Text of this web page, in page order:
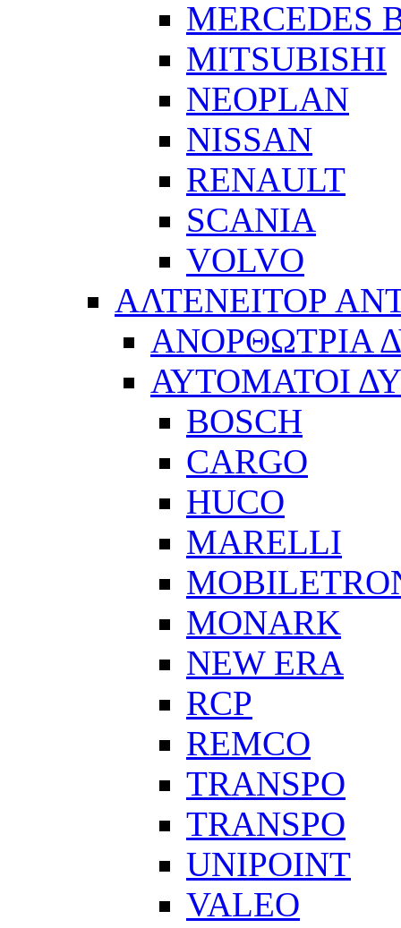
MERCEDES
MITSUBISHI
NEOPLAN
NISSAN
RENAULT
SCANIA
VOLVO
ΑΛΤΕΝΕΙΤΟΡ
ΑΝΟΡΘΩΤΡΙΑ
ΑΥΤΟΜΑΤΟΙ
BOSCH
CARGO
HUCO
MARELLI
MONARK
NEW ERA
RCP
REMCO
TRANSPO
TRANSPO
UNIPOINT
VALEO